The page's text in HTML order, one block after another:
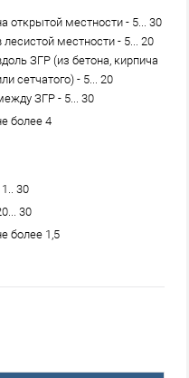
открытой местности - 5... 30
лесистой местности - 5... 20
ЗГР (из бетона, кирпича
сетчатого) - 5... 20
ЗГР - 5... 30
более 4
30
30
более 1,5